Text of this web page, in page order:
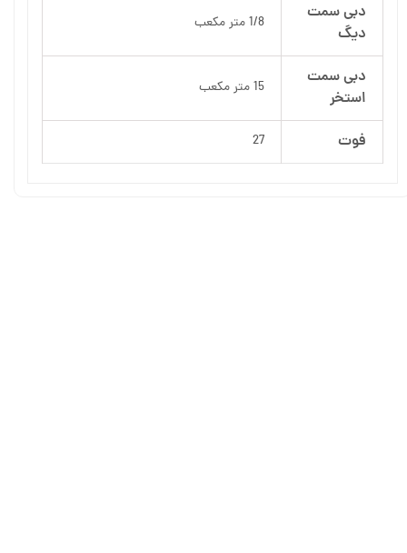
دبی سمت
دیگ
1/8 متر مکعب
دبی سمت
استخر
15 متر مکعب
فوت 27